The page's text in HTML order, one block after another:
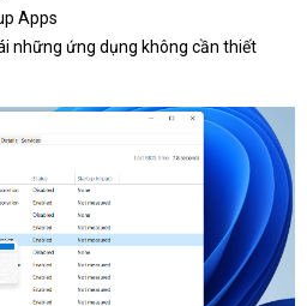
Apps
những ứng dụng không cần thiết